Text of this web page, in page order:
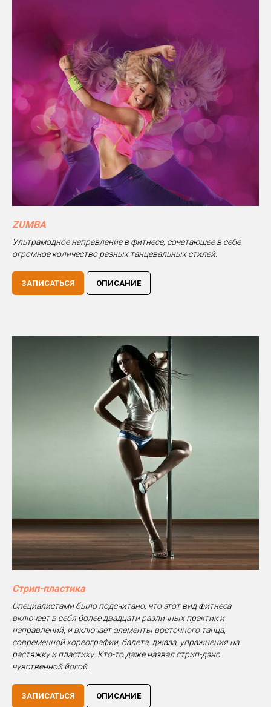
ZUMBA
Ультрамодное направление в фитнесе, сочетающее в себе
огромное количество разных танцевальных стилей.
ЗАПИСАТЬСЯ ОПИСАНИЕ
Стрип-пластика
Специалистами было подсчитано, что этот вид фитнеса
включает в себя более двадцати различных практик и
направлений, и включает элементы восточного танца,
современной хореографии, балета, джаза, упражнения на
растяжку и пластику. Кто-то даже назвал стрип-дэнс
чувственной йогой.
ЗАПИСАТЬСЯ ОПИСАНИЕ